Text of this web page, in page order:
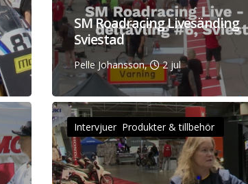
SM Roadracing Livesänding
Sviestad
Pelle Johansson, 2 jul
Intervjuer Produkter & tillbehör